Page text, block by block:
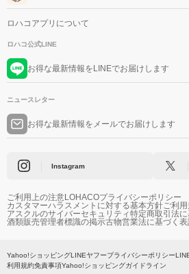
ロハコアプリについて
ロハコ公式LINE
お得な最新情報をLINEでお届けします
ニュースレター
お得な最新情報をメールでお届けします
Instagram
ご利用上の注意LOHACOプライバシーポリシー
カスタマーハラスメントに対する基本方針ご利
アスクルのサイバーセキュリティ特定商取引法
酒類販売管理者標識の掲示古物営業法に基づく
Yahoo!ショッピングLINEヤフープライバシーポリシー
利用規約免責事項Yahoo!ショッピングガイドライン